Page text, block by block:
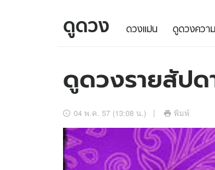
ข่าว
ข่าวบันเทิง
อัปเดตจีน
เช็กข่าวชัวร์
ดูดวง ดวงแม่น ดูดวงควา
ดูดวงรายสัปด
04 พ.ค. 57 (13:08 น.) พิมพ์